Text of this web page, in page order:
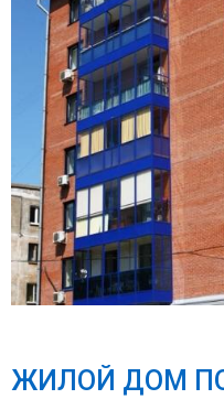
ЖИЛОЙ ДОМ